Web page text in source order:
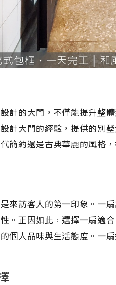
計的大門，不僅能提升整
計大門的經驗，提供的別
簡約還是古典華麗的風格
來訪客人的第一印象。一
。正因如此，選擇一扇適
個人品味與生活態度。一